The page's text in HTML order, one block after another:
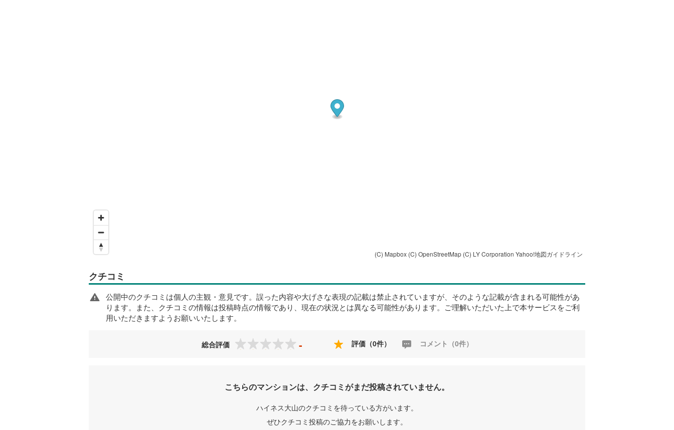
(C) Mapbox (C) OpenStreetMap (C) LY Corporation Yahoo!地図ガイドライン
クチコミ
公開中のクチコミは個人の主観・意見です。誤った内容や大げさな表現の記載は禁止されていますが、そのような記載が含まれる可能性があ
ります。また、クチコミの情報は投稿時点の情報であり、現在の状況とは異なる可能性があります。ご理解いただいた上で本サービスをご利
用いただきますようお願いいたします。
総合評価 - 評価（0件） コメント（0件）
こちらのマンションは、クチコミがまだ投稿されていません。
ハイネス大山のクチコミを待っている方がいます。
ぜひクチコミ投稿のご協力をお願いします。